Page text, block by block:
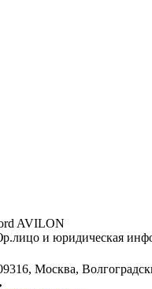
AVILON
и юридическая
Москва,